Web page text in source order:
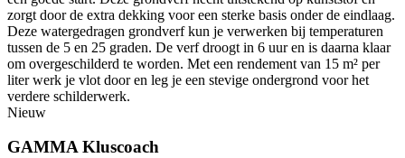
zorgt door de extra dekking voor een sterke basis onder de eindlaag.
Deze watergedragen grondverf kun je verwerken bij temperaturen
tussen de 5 en 25 graden. De verf droogt in 6 uur en is daarna klaar
om overgeschilderd te worden. Met een rendement van 15 m² per
liter werk je vlot door en leg je een stevige ondergrond voor het
verdere schilderwerk.
Nieuw
GAMMA Kluscoach